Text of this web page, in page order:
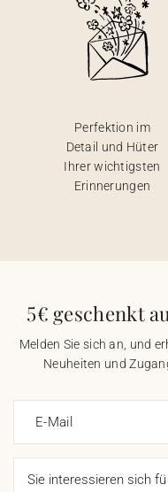
Perfektion im
Detail und Hüter
Ihrer wichtigsten
Erinnerungen
5€ geschenkt
Melden Sie sich an, und
Neuheiten und
E-Mail